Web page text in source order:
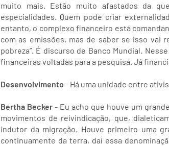
muito mais. Estão muito afastados da
especialidades. Quem pode criar
entanto, o complexo financeiro está
com as emissões, mas de saber se isso vai
pobreza”. É discurso de Banco Mundial.
financeiras voltadas para a pesquisa. Já
Desenvolvimento - Há uma unidade entre
Bertha Becker - Eu acho que houve um
movimentos de reivindicação, que,
indutor da migração. Houve primeiro uma
continuamente da terra, daí essa